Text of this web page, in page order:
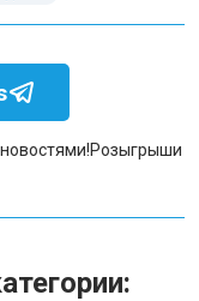
Розыгрыши